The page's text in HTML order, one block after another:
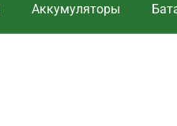
Аккумуляторы